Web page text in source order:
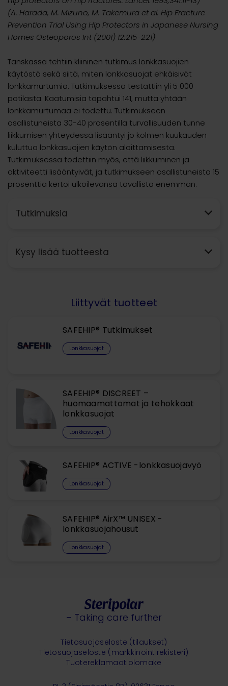
(A. Harada, M. Mizuno, M. Takemura et al. Hip Fracture
Prevention Trial Using Hip Protectors in Japanese Nursing
Homes Osteoporos Int (2001) 12:215-221)
Tanskassa tehtiin kliininen tutkimus lonkkasuojien
käytöstä sekä siitä, miten lonkkasuojat ehkäisivät
lonkkamurtumia. Tutkimuksessa testattiin yli 5 000
potilasta. Kaatumisia tapahtui 141, mutta yhtään
lonkkamurtumaa ei todettu. Tutkimukseen
osallistuneista 30-40 prosentilla turvallisuuden tunne
liikkumisen yhteydessä lisääntyi jo kolmen kuukauden
kuluttua lonkkasuojien käytön aloittamisesta.
Tutkimuksessa todettiin myös, että liikkuminen ja
aktiviteetti lisääntyivät, ja tutkimukseen osallistuneista 15
prosenttia kertoi ulkoilevansa tavallista enemmän.
Tutkimuksia
Kysy lisää tuotteesta
Liittyvät tuotteet
SAFEHIP® Tutkimukset
Lonkkasuojat
SAFEHIP® DISCREET –
huomaamattomat ja tehokkaat
lonkkasuojat
Lonkkasuojat
SAFEHIP® ACTIVE -lonkkasuojavyö
Lonkkasuojat
SAFEHIP® AirX™ UNISEX -
lonkkasuojahousut
Lonkkasuojat
– Taking care further
Tietosuojaseloste (tilaukset)
Tietosuojaseloste (markkinointirekisteri)
Tuotereklamaatiolomake